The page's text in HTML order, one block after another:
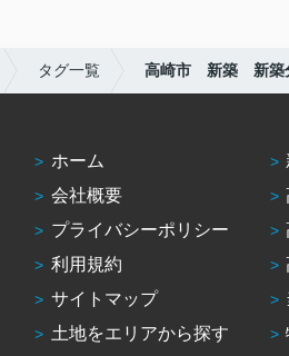
タグ一覧 高崎市 新築 新築
ホーム
会社概要
プライバシーポリシー
利用規約
サイトマップ
土地をエリアから探す